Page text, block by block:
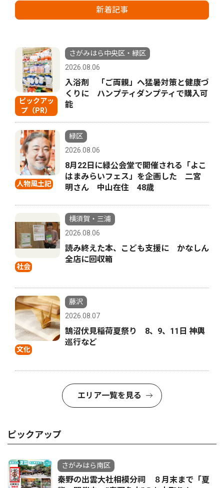
新着記事
ピックアッ
プ（PR）
さがみはら中央区・緑区
2026.08.06
入浴剤 「ご両親」へ猛暑対策と健康づ
くりに ハンプティダンプティで購入可
能
人物風土記
緑区
2026.08.06
8月22日に緑公会堂で開催される「よこ
はまみらいフェス」を企画した 二宮
明さん 中山在住 48歳
社会
横須賀・三浦
2026.08.06
読み終えた本、こども支援に かなしん
全店に回収箱
文化
藤沢
2026.08.07
鵠沼伏見稲荷夏祭り 8、9、11日 神輿
巡行など
エリア一覧を見る
ピックアップ
さがみはら南区
秦野の出雲大社相模分祠 ８月末まで「夏